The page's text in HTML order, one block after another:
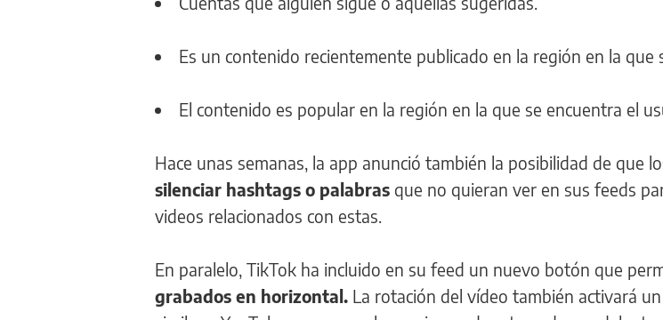
Es un contenido recientemente publicado en la región en la que
El contenido es popular en la región en la que se encuentra el
Hace unas semanas, la app anunció también la posibilidad de que
silenciar hashtags o palabras que no quieran ver en sus feeds
videos relacionados con estas.
En paralelo, TikTok ha incluido en su feed un nuevo botón que
grabados en horizontal. La rotación del vídeo también activará